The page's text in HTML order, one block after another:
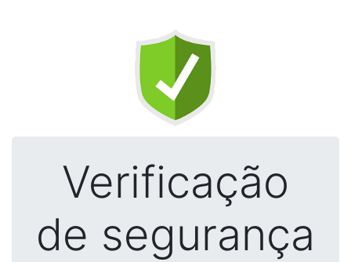
Verificação
de segurança